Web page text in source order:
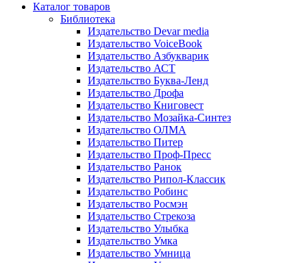
Каталог товаров
Библиотека
Издательство Devar media
Издательство VoiceBook
Издательство Азбукварик
Издательство АСТ
Издательство Буква-Ленд
Издательство Дрофа
Издательство Книговест
Издательство Мозайка-Синтез
Издательство ОЛМА
Издательство Питер
Издательство Проф-Пресс
Издательство Ранок
Издательство Рипол-Классик
Издательство Робинс
Издательство Росмэн
Издательство Стрекоза
Издательство Улыбка
Издательство Умка
Издательство Умница